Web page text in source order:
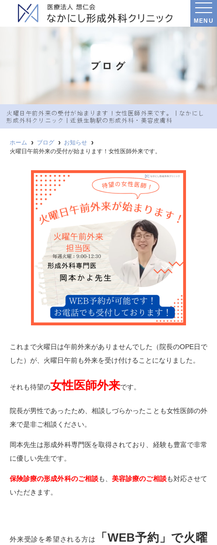
MENU
ブログ
火曜日午前外来の受付が始まります！女性医師外来です。｜なかにし︎
形成外科クリニック｜近鉄生駒駅の形成外科・美容皮膚科
ホーム ブログ
お知らせ
火曜日午前外来の受付が始まります！女性医師外来です。
これまで火曜日は午前外来がありませんでした（院長のOPE日で
した）が、火曜日午前も外来を受け付けることになりました。
それも待望の女性医師外来です。
院長が男性であったため、相談しづらかったことも女性医師の外
来で是非ご相談ください。
岡本先生は形成外科専門医を取得されており、経験も豊富で非常
に優しい先生です。
保険診療の形成外科のご相談も、美容診療のご相談も対応させて
いただきます。
外来受診を希望される方は
「WEB予約」で火曜